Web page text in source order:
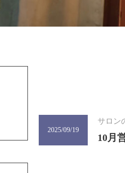
2025/09/19
サロン
10月